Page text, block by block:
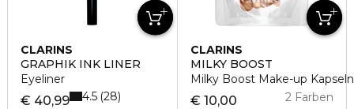
CLARINS
GRAPHIK INK LINER
Eyeliner
€ 40,99 4.5 28
CLARINS
MILKY BOOST
Milky Boost Make-up
€ 10,00 2 Farben